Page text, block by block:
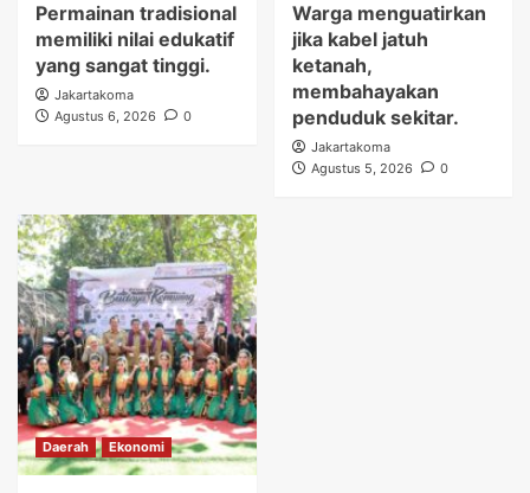
Permainan tradisional
memiliki nilai edukatif
yang sangat tinggi.
Jakartakoma
Agustus 6, 2026
0
Warga menguatirkan
jika kabel jatuh
ketanah,
membahayakan
penduduk sekitar.
Jakartakoma
Agustus 5, 2026
0
Daerah Ekonomi